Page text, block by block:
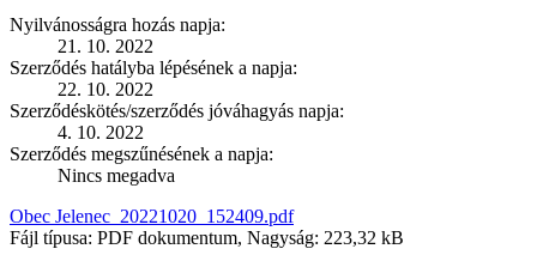
Nyilvánosságra hozás napja:
21. 10. 2022
Szerződés hatályba lépésének a napja:
22. 10. 2022
Szerződéskötés/szerződés jóváhagyás napja:
4. 10. 2022
Szerződés megszűnésének a napja:
Nincs megadva
Obec Jelenec_20221020_152409.pdf
Fájl típusa: PDF dokumentum, Nagyság: 223,32 kB